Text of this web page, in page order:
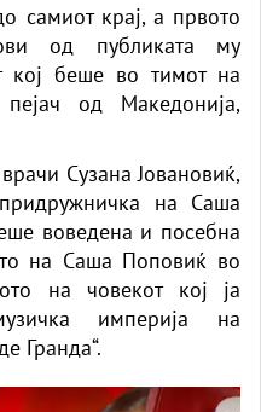
самиот крај, а првото
од публиката му
кој беше во тимот на
од Македонија,
Сузана Јовановиќ,
на Саша
воведена и посебна
на Саша Поповиќ во
на човекот кој ја
империја на
Гранда“.